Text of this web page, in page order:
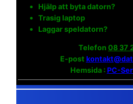
Hjälp att byta datorn?
Trasig laptop
Laggar speldatorn?
Telefon 08 37
E-post
Hemsida :PC-